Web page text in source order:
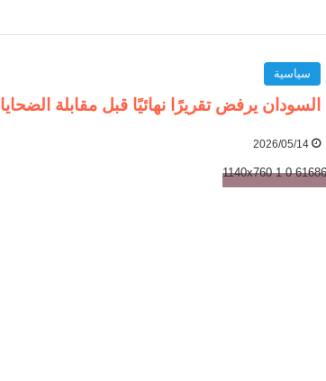
سياسية
السودان يرفض تقريرًا نهائيًا قبل مقابلة الضحايا
2026/05/14